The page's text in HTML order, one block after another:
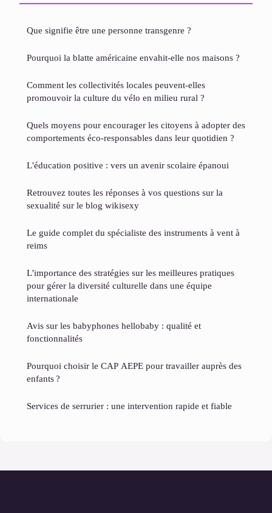
Que signifie être une personne transgenre ?
Pourquoi la blatte américaine envahit-elle nos maisons ?
Comment les collectivités locales peuvent-elles
promouvoir la culture du vélo en milieu rural ?
Quels moyens pour encourager les citoyens à adopter des
comportements éco-responsables dans leur quotidien ?
L'éducation positive : vers un avenir scolaire épanoui
Retrouvez toutes les réponses à vos questions sur la
sexualité sur le blog wikisexy
Le guide complet du spécialiste des instruments à vent à
reims
L'importance des stratégies sur les meilleures pratiques
pour gérer la diversité culturelle dans une équipe
internationale
Avis sur les babyphones hellobaby : qualité et
fonctionnalités
Pourquoi choisir le CAP AEPE pour travailler auprès des
enfants ?
Services de serrurier : une intervention rapide et fiable